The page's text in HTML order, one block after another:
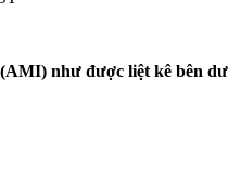
như được liệt kê bên